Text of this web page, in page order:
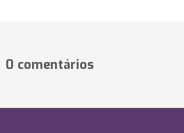
0 comentários